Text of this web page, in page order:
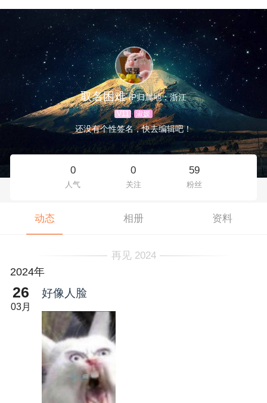
取名困难 IP归属地：浙江
V11 淑媛
还没有个性签名，快去编辑吧！
0
人气
0
关注
59
粉丝
动态 相册 资料
再见 2024
2024年
26
03月
好像人脸